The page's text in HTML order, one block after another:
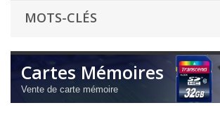
MOTS-CLÉS
Cartes Mémoires
Vente de carte mémoire